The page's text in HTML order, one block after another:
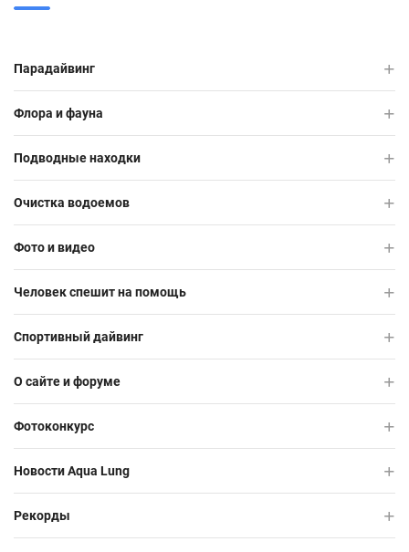
Парадайвинг
Флора и фауна
Подводные находки
Очистка водоемов
Фото и видео
Человек спешит на помощь
Спортивный дайвинг
О сайте и форуме
Фотоконкурс
Новости Aqua Lung
Рекорды